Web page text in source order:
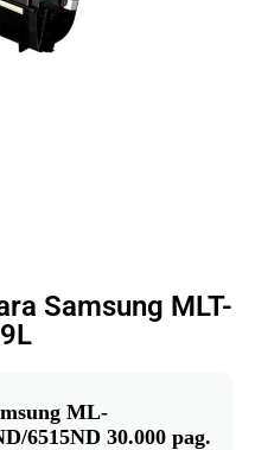
Samsung MLT-
ML-
6515ND 30.000 pag.